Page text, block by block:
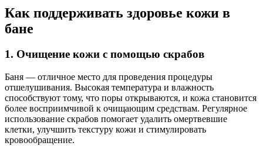
Как поддерживать здоровье кожи в
бане
1. Очищение кожи с помощью скрабов
Баня — отличное место для проведения процедуры
отшелушивания. Высокая температура и влажность
способствуют тому, что поры открываются, и кожа становится
более восприимчивой к очищающим средствам. Регулярное
использование скрабов помогает удалить омертвевшие
клетки, улучшить текстуру кожи и стимулировать
кровообращение.